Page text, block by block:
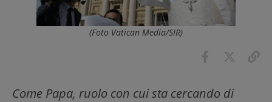
(Foto Vatican Media/SIR)
Come Papa, ruolo con cui sta cercando di